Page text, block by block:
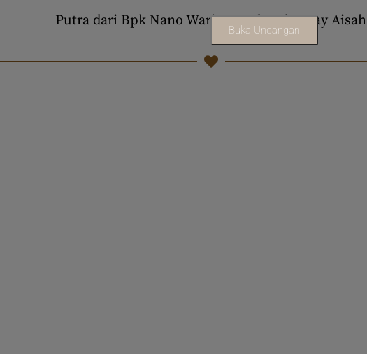
Putra dari Bpk Nano Warisman dan Ibu Aay Aisah
Buka Undangan